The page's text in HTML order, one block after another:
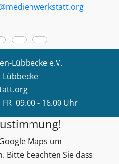
Lübbecke e.V.
Lübbecke
FR 09.00 - 16.00 Uhr
Maps um
Bitte beachten Sie dass